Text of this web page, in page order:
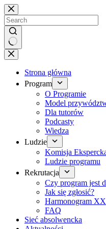
Brak
wyników
Strona główna
Program
O Programie
Model
Dla tutorów
Podcasty
Wiedza
Ludzie
Komisja
Ludzie programu
Rekrutacja
Czy program jest
Jak się zgłosić?
Harmonogram
FAQ
Sieć absolwencka